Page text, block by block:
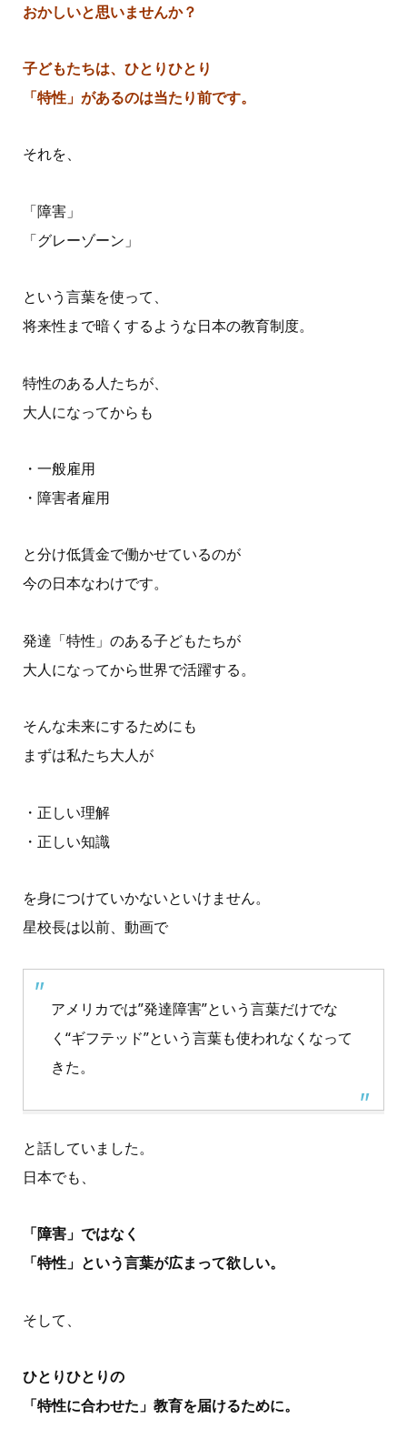
おかしいと思いませんか？
子どもたちは、ひとりひとり
「特性」があるのは当たり前です。
それを、
「障害」
「グレーゾーン」
という言葉を使って、
将来性まで暗くするような日本の教育制度。
特性のある人たちが、
大人になってからも
・一般雇用
・障害者雇用
と分け低賃金で働かせているのが
今の日本なわけです。
発達「特性」のある子どもたちが
大人になってから世界で活躍する。
そんな未来にするためにも
まずは私たち大人が
・正しい理解
・正しい知識
を身につけていかないといけません。
星校長は以前、動画で
アメリカでは”発達障害”という言葉だけでな
く“ギフテッド”という言葉も使われなくなって
きた。
と話していました。
日本でも、
「障害」ではなく
「特性」という言葉が広まって欲しい。
そして、
ひとりひとりの
「特性に合わせた」教育を届けるために。